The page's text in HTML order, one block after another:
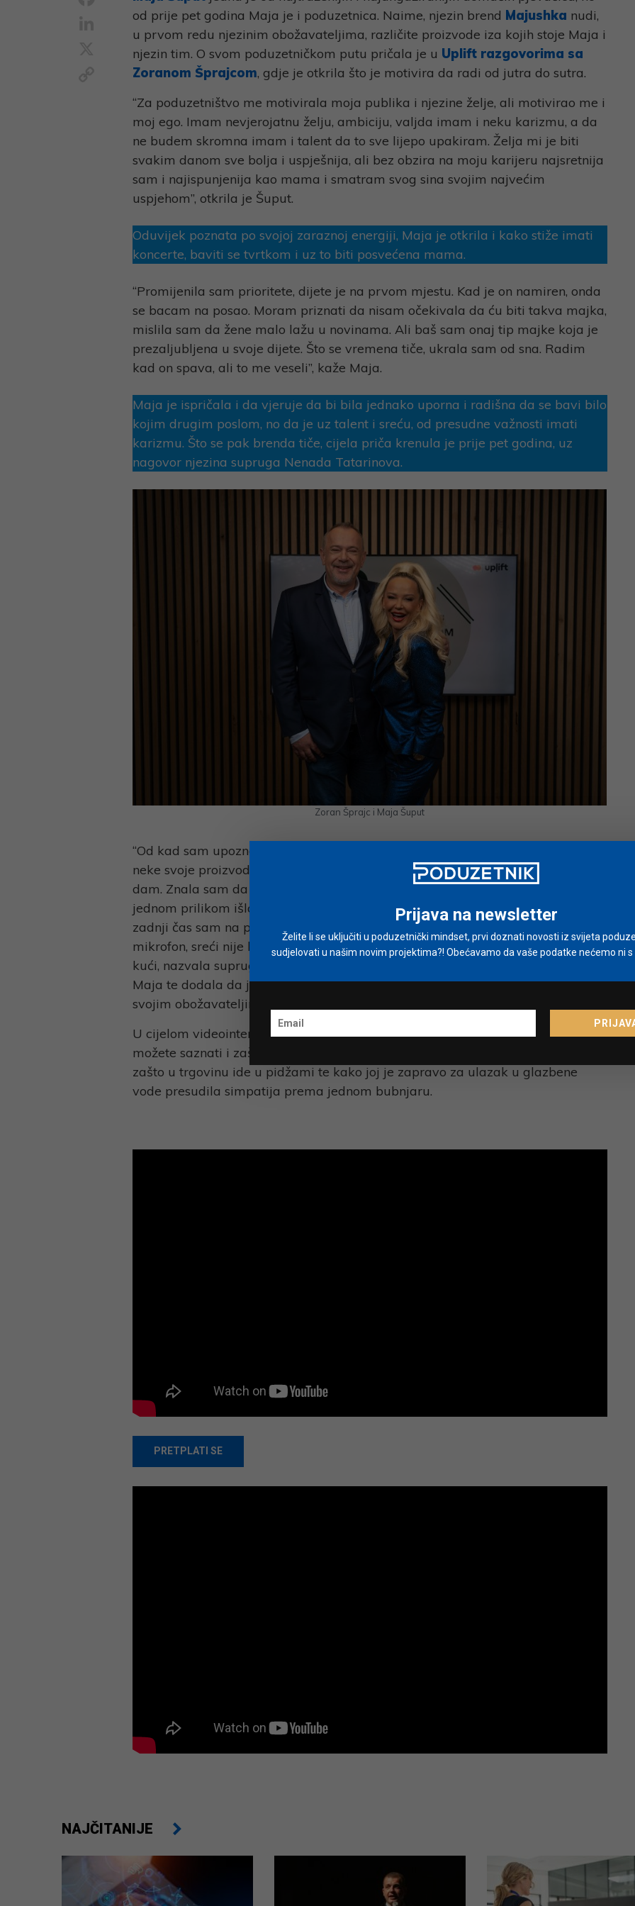
LinkedIn
Copy
Link
od prije pet godina Maja je i poduzetnica. Naime, njezin brend Majushka nudi,
u prvom redu njezinim obožavateljima, različite proizvode iza kojih stoje Maja i
njezin tim. O svom poduzetničkom putu pričala je u Uplift razgovorima sa
Zoranom Šprajcom, gdje je otkrila što je motivira da radi od jutra do sutra.
“Za poduzetništvo me motivirala moja publika i njezine želje, ali motivirao me i
moj ego. Imam nevjerojatnu želju, ambiciju, valjda imam i neku karizmu, a da
ne budem skromna imam i talent da to sve lijepo upakiram. Želja mi je biti
svakim danom sve bolja i uspješnija, ali bez obzira na moju karijeru najsretnija
sam i najispunjenija kao mama i smatram svog sina svojim najvećim
uspjehom”, otkrila je Šuput.
Oduvijek poznata po svojoj zaraznoj energiji, Maja je otkrila i kako stiže imati
koncerte, baviti se tvrtkom i uz to biti posvećena mama.
“Promijenila sam prioritete, dijete je na prvom mjestu. Kad je on namiren, onda
se bacam na posao. Moram priznati da nisam očekivala da ću biti takva majka,
mislila sam da žene malo lažu u novinama. Ali baš sam onaj tip majke koja je
prezaljubljena u svoje dijete. Što se vremena tiče, ukrala sam od sna. Radim
kad on spava, ali to me veseli”, kaže Maja.
Maja je ispričala i da vjeruje da bi bila jednako uporna i radišna da se bavi bilo
kojim drugim poslom, no da je uz talent i sreću, od presudne važnosti imati
karizmu. Što se pak brenda tiče, cijela priča krenula je prije pet godina, uz
nagovor njezina supruga Nenada Tatarinova.
Zoran Šprajc i Maja Šuput
“Od kad sam upoznala muža, on mi je govorio da ne može vjerovati da nemam
neke svoje proizvode jer su me djeca na koncertima uvijek molila da im nešto
dam. Znala sam da bih trebala imati, ali nikad se nisam u to bacila. I onda sam
jednom prilikom išla na rođendan jedne curice, nisam znala što joj kupiti i u
zadnji čas sam na prijedlog prijatelja kupila mikrofon. Kad je ona otvorila taj
mikrofon, sreći nije bilo kraja, svi drugi pokloni su bili bezvezni. Vraćala sam se
kući, nazvala supruga i rekla mu da moram imati svoj mikrofon”, ispričala je
Maja te dodala da je mikrofon ostao apsolutno najvažniji proizvod koji nudi
svojim obožavateljima, a kolekciju predmeta svako malo nadopunjuje.
U cijelom videointervjuu koji je dostupan na Mastercardovoj platformiUplift.hr
možete saznati i zašto je Maja rekla da mirovinu planira provesti u Miamiju,
zašto u trgovinu ide u pidžami te kako joj je zapravo za ulazak u glazbene
vode presudila simpatija prema jednom bubnjaru.
PRETPLATI SE
NAJČITANIJE
Prijava na newsletter
Želite li se uključiti u poduzetnički mindset, prvi doznati novosti iz svijeta
sudjelovati u našim novim projektima?! Obećavamo da vaše podatke nećemo ni